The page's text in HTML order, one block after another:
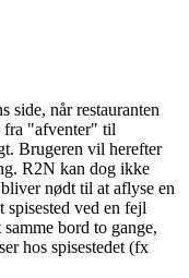
side, når restauranten
fra "afventer" til
Brugeren vil herefter
R2N kan dog ikke
nødt til at aflyse en
spisested ved en fejl
bord to gange,
hos spisestedet (fx